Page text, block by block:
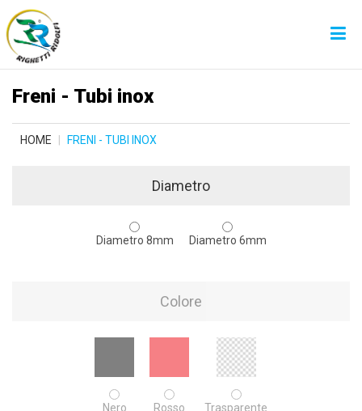
Freni - Tubi inox
HOME FRENI - TUBI INOX
Diametro
Diametro 8mm Diametro 6mm
Colore
Nero Rosso Trasparente